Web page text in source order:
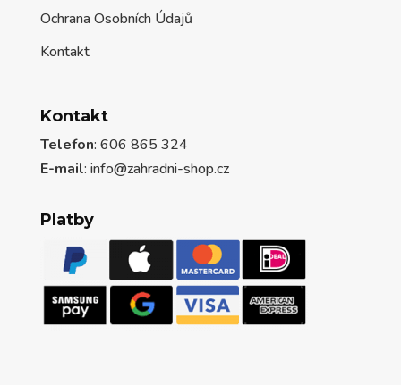
Ochrana Osobních Údajů
Kontakt
Kontakt
Telefon: 606 865 324
E-mail: info@zahradni-shop.cz
Platby